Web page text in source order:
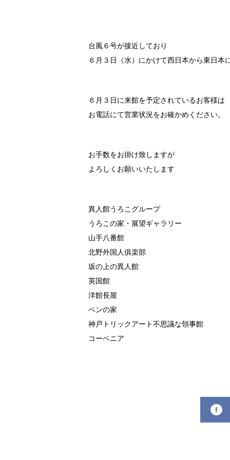
台風６号が接近しており
６月３日（水）にかけて西日本から東日本
６月３日に来館を予定されているお客様は
お電話にて営業状況をお確かめください。
お手数をお掛け致しますが
よろしくお願いいたします
異人館うろこグループ
うろこの家・展望ギャラリー
山手八番館
北野外国人俱楽部
坂の上の異人館
英国館
洋館長屋
ベンの家
神戸トリックアート不思議な領事館
コーベニア
f